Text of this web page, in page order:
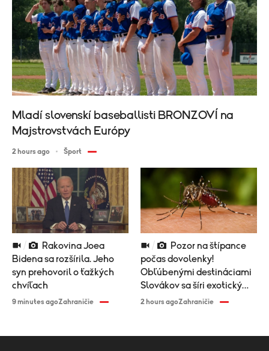
Bidena sa rozšírila. Jeho
syn prehovoril o ťažkých
chvíľach
9 minutes agoZahraničie
počas dovolenky!
Obľúbenými destináciami
Slovákov sa šíri exotický
vírus
2 hours agoZahraničie
Mladí slovenskí baseballisti BRONZOVÍ na
Majstrovstvách Európy
2 hours ago Šport